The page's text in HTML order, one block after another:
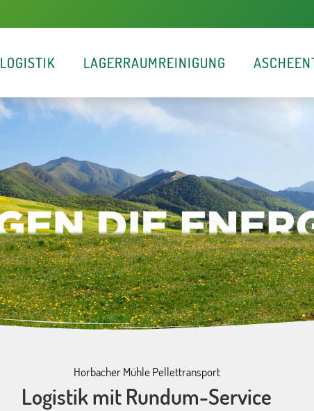
LOGISTIK LAGERRAUMREINIGUNG
Horbacher Mühle Pellettransport
Logistik mit Rundum-Service